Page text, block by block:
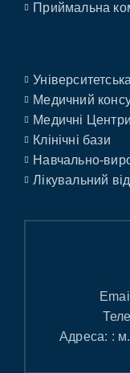
Приймальна
Медичний
Медичні Центри
Клінічні бази
Навчально-
Лікувальний
Адреса: :